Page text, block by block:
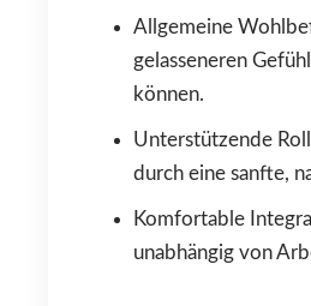
Allgemeine
gelasseneren
können.
Unterstützende
durch eine sanfte,
Komfortable
unabhängig von